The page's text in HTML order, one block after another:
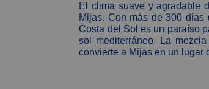
El clima suave y agradable
Mijas. Con más de 300 días
Costa del Sol es un paraíso
sol mediterráneo. La
convierte a Mijas en un lugar